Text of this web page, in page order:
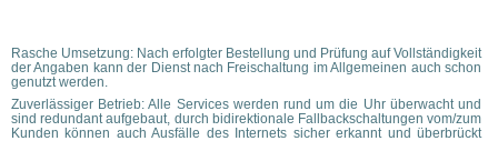
Rasche Umsetzung: Nach erfolgter Bestellung und Prüfung auf Vollständigkeit
der Angaben kann der Dienst nach Freischaltung im Allgemeinen auch schon
genutzt werden.
Zuverlässiger Betrieb: Alle Services werden rund um die Uhr überwacht und
sind redundant aufgebaut, durch bidirektionale Fallbackschaltungen vom/zum
Kunden können auch Ausfälle des Internets sicher erkannt und überbrückt